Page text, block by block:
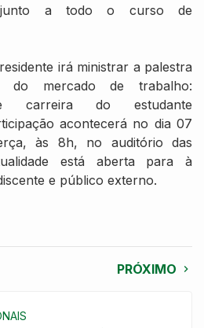
junto a todo o curso de
irá ministrar a palestra
do mercado de trabalho:
e carreira do estudante
acontecerá no dia 07
às 8h, no auditório das
está aberta para à
e público externo.
PRÓXIMO